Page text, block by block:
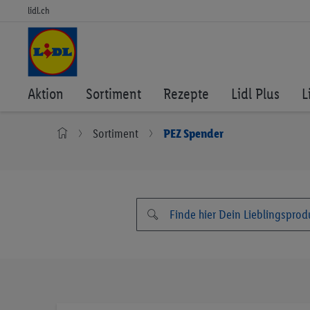
lidl.ch
Aktion Sortiment Rezepte Lidl Plus
Sortiment PEZ Spender